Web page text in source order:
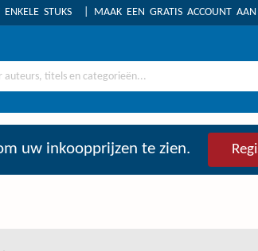
STUKS MAAK EEN GRATIS ACCOUNT
uw inkoopprijzen te zien.